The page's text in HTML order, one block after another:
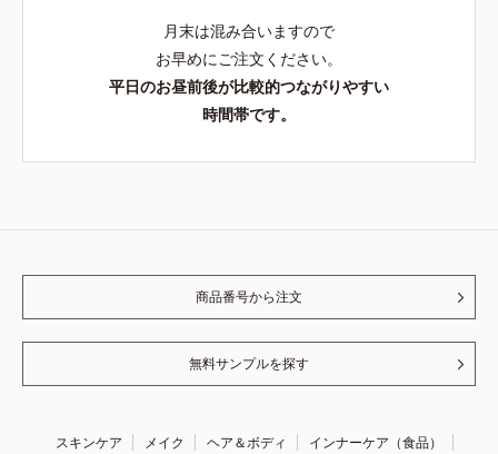
月末は混み合いますので
お早めにご注文ください。
平日のお昼前後が比較的つながりやすい
時間帯です。
商品番号から注文
無料サンプルを探す
スキンケア メイク ヘア＆ボディ
インナーケア（食品）